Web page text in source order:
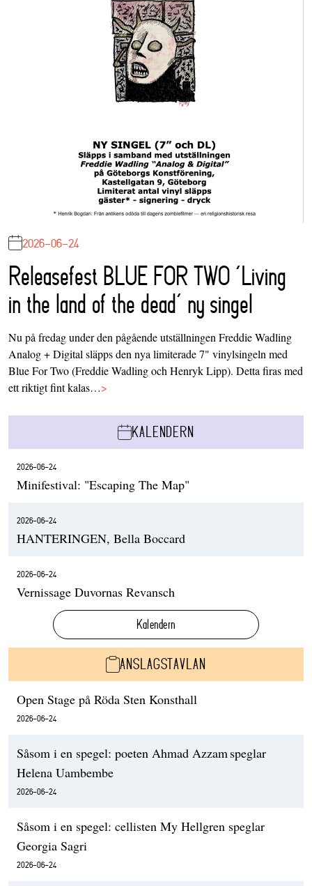
2026-06-24
Releasefest BLUE FOR TWO ‘Living
in the land of the dead’ ny singel
Nu på fredag under den pågående utställningen Freddie Wadling
Analog + Digital släpps den nya limiterade 7" vinylsingeln med
Blue For Two (Freddie Wadling och Henryk Lipp). Detta firas med
ett riktigt fint kalas…>
KALENDERN
2026-06-24
Minifestival: "Escaping The Map"
2026-06-24
HANTERINGEN, Bella Boccard
2026-06-24
Vernissage Duvornas Revansch
Kalendern
ANSLAGSTAVLAN
Open Stage på Röda Sten Konsthall
2026-06-24
Såsom i en spegel: poeten Ahmad Azzam speglar
Helena Uambembe
2026-06-24
Såsom i en spegel: cellisten My Hellgren speglar
Georgia Sagri
2026-06-24